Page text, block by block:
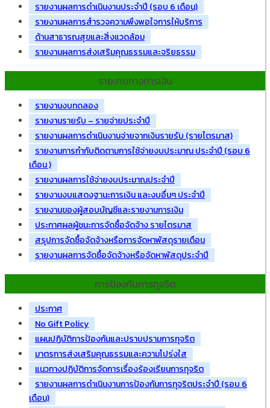
รายงานผลการดำเนินงานประจำปี (รอบ 6 เดือน)
รายงานผลการสำรวจความพึงพอใจการให้บริการ
ด้านสาธารณสุขและสิ่งแวดล้อม
รายงานผลการส่งเสริมคุณธรรมและจริยธรรม
รายงานทางการเงิน
รายงานงบทดลอง
รายงานรายรับ – รายจ่ายประจำปี
รายงานผลการดำเนินงานจ่ายจากเงินรายรับ (รายไตรมาส)
รายงานการกำกับติดตามการใช้จ่ายงบประมาณ ประจำปี (รอบ 6
เดือน )
รายงานผลการใช้จ่ายงบประมาณประจำปี
รายงานงบแสดงฐานะการเงิน และงบอื่นๆ ประจำปี
รายงานของผู้สอบบัญชีและรายงานการเงิน
ประกาศผลผู้ชนะการจัดซื้อจัดจ้าง รายไตรมาส
สรุปการจัดซื้อจัดจ้างหรือการจัดหาพัสดุรายเดือน
รายงานผลการจัดซื้อจัดจ้างหรือจัดหาพัสดุประจำปี
การป้องกันการทุจริต
ประกาศ
No Gift Policy
แผนปฏิบัติการป้องกันและปราบปรามการทุจริต
มาตรการส่งเสริมคุณธรรมและความโปร่งใส
แนวทางปฏิบัติการจัดการเรื่องร้องเรียนการทุจริต
รายงานผลการดำเนินงานการป้องกันการทุจริตประจำปี (รอบ 6
เดือน)